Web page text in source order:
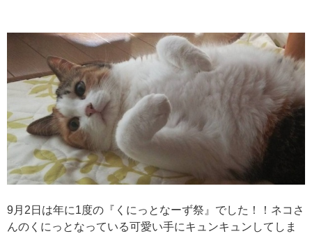
9月2日は年に1度の『くにっとなーず祭』でした！！ネコさ
んのくにっとなっている可愛い手にキュンキュンしてしま